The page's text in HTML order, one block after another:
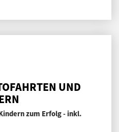
UND
zum Erfolg - inkl.